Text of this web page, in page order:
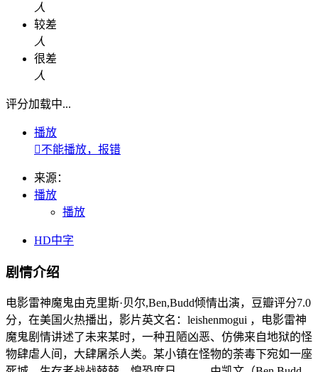
人
较差
人
很差
人
评分加载中...
播放
不能播放，报错
来源：
播放
播放
HD中字
剧情介绍
电影雷神魔鬼由克里斯·贝尔,Ben,Budd倾情出演，豆瓣评分7.0
分，在美国火热播出，影片英文名：leishenmogui ，电影雷神
魔鬼剧情讲述了未来某时，一种丑陋凶恶、仿佛来自地狱的怪
物肆虐人间，大肆屠杀人类。某小镇在怪物的荼毒下宛如一座